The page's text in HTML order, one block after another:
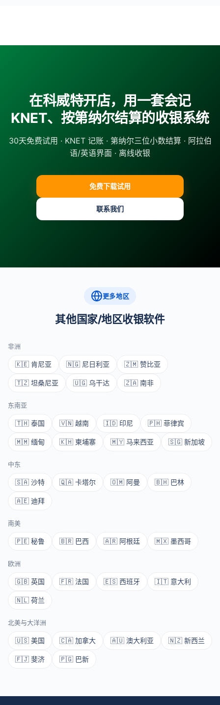
在科威特开店，用一套会记
KNET、按第纳尔结算的收银系统
30天免费试用 · KNET 记账 · 第纳尔三位小数结算 · 阿拉伯
语/英语界面 · 离线收银
免费下载试用
联系我们
更多地区
其他国家/地区收银软件
非洲
🇰🇪 肯尼亚 🇳🇬 尼日利亚 🇿🇲 赞比亚
🇹🇿 坦桑尼亚 🇺🇬 乌干达 🇿🇦 南非
东南亚
🇹🇭 泰国 🇻🇳 越南 🇮🇩 印尼 🇵🇭 菲律宾
🇲🇲 缅甸 🇰🇭 柬埔寨 🇲🇾 马来西亚 🇸🇬 新加坡
中东
🇸🇦 沙特 🇶🇦 卡塔尔 🇴🇲 阿曼 🇧🇭 巴林
🇦🇪 迪拜
南美
🇵🇪 秘鲁 🇧🇷 巴西 🇦🇷 阿根廷 🇲🇽 墨西哥
欧洲
🇬🇧 英国 🇫🇷 法国 🇪🇸 西班牙 🇮🇹 意大利
🇳🇱 荷兰
北美与大洋洲
🇺🇸 美国 🇨🇦 加拿大 🇦🇺 澳大利亚 🇳🇿 新西兰
🇫🇯 斐济 🇵🇬 巴新